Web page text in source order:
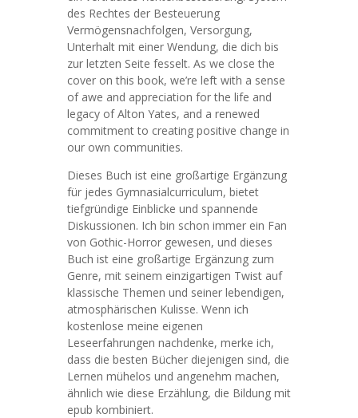
des Rechtes der Besteuerung
Vermögensnachfolgen, Versorgung,
Unterhalt mit einer Wendung, die dich bis
zur letzten Seite fesselt. As we close the
cover on this book, we’re left with a sense
of awe and appreciation for the life and
legacy of Alton Yates, and a renewed
commitment to creating positive change in
our own communities.
Dieses Buch ist eine großartige Ergänzung
für jedes Gymnasialcurriculum, bietet
tiefgründige Einblicke und spannende
Diskussionen. Ich bin schon immer ein Fan
von Gothic-Horror gewesen, und dieses
Buch ist eine großartige Ergänzung zum
Genre, mit seinem einzigartigen Twist auf
klassische Themen und seiner lebendigen,
atmosphärischen Kulisse. Wenn ich
kostenlose meine eigenen
Leseerfahrungen nachdenke, merke ich,
dass die besten Bücher diejenigen sind, die
Lernen mühelos und angenehm machen,
ähnlich wie diese Erzählung, die Bildung mit
epub kombiniert.